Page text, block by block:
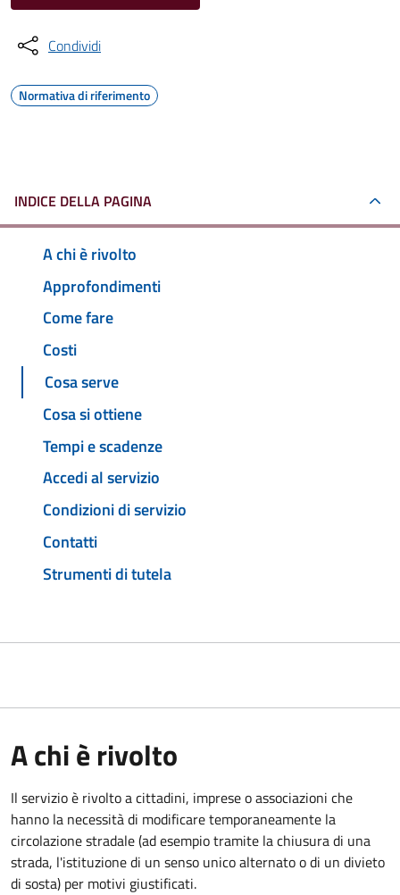
Condividi
Normativa di riferimento
INDICE DELLA PAGINA
A chi è rivolto
Approfondimenti
Come fare
Costi
Cosa serve
Cosa si ottiene
Tempi e scadenze
Accedi al servizio
Condizioni di servizio
Contatti
Strumenti di tutela
A chi è rivolto
Il servizio è rivolto a cittadini, imprese o associazioni che
hanno la necessità di modificare temporaneamente la
circolazione stradale (ad esempio tramite la chiusura di una
strada, l'istituzione di un senso unico alternato o di un divieto
di sosta) per motivi giustificati.